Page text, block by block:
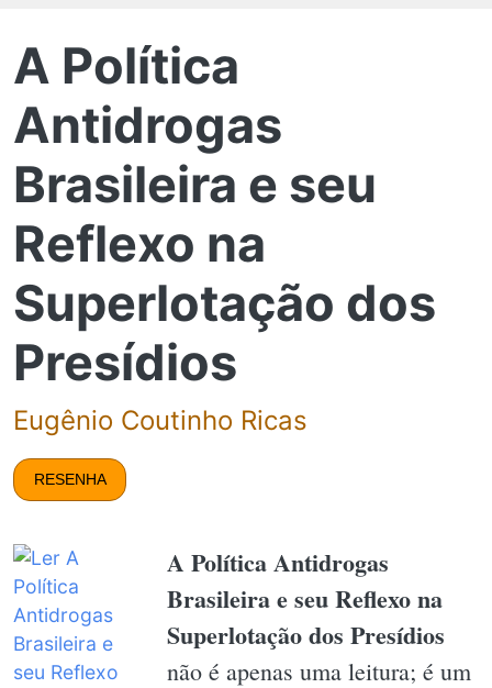
A Política
Antidrogas
Brasileira e seu
Reflexo na
Superlotação dos
Presídios
Eugênio Coutinho Ricas
RESENHA
A Política Antidrogas
Brasileira e seu Reflexo na
Superlotação dos Presídios
não é apenas uma leitura; é um